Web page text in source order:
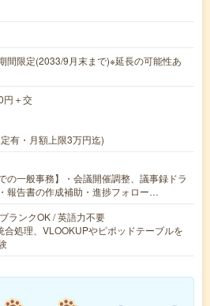
間限定(2033/9月末まで)※延長の可能性あ
円＋交
有・月額上限3万円迄)
の一般事務】・会議開催調整、議事録ドラ
報告書の作成補助・進捗フォロー…
ランクOK / 英語力不要
合処理、VLOOKUPやピポッドテーブルを